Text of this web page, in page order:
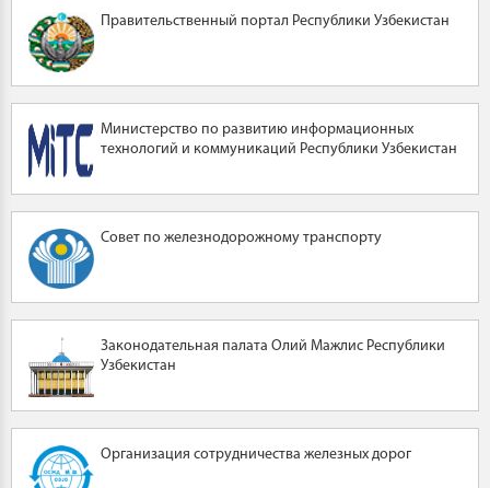
Правительственный портал Республики Узбекистан
Министерство по развитию информационных
технологий и коммуникаций Республики Узбекистан
Совет по железнодорожному транспорту
Законодательная палата Олий Мажлис Республики
Узбекистан
Организация сотрудничества железных дорог